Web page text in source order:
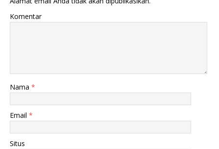
Komentar
Nama *
Email *
Situs